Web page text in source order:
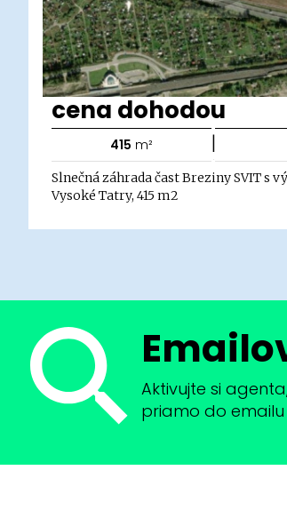
cena dohodou
415 m² |
Slnečná záhrada čast Breziny SVIT s
Vysoké Tatry, 415 m2
Aktivujte si
priamo do